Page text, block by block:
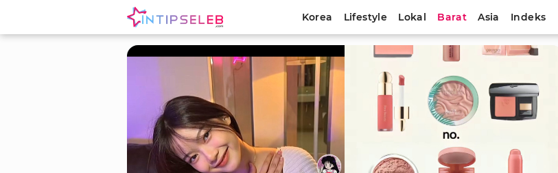
Korea Lifestyle Lokal Barat Asia Indeks